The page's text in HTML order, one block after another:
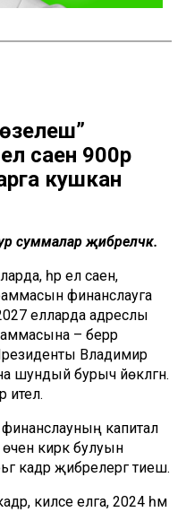
саен 900әр
кушкан
җибәреләчәк.
һәр ел саен,
финанслауга
елларда адреслы
– берәр
Владимир
шундый бурыч йөкләгән.
капитал
кирәк булуын
кадәр җибәрелергә тиеш.
киләсе елга, 2024 һәм